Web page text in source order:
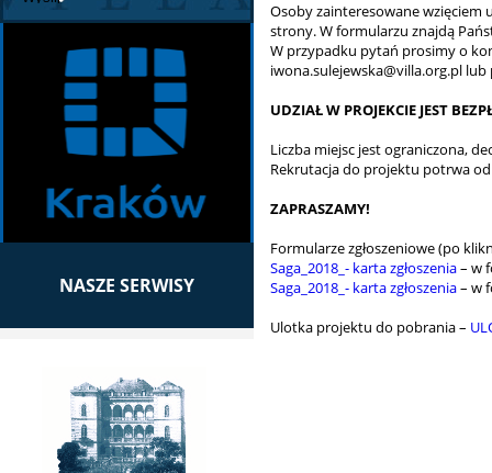
NASZE SERWISY
Osoby zainteresowane wzięciem
strony. W formularzu znajdą
W przypadku pytań prosimy o
iwona.sulejewska@villa.org.pl lub
UDZIAŁ W PROJEKCIE JEST
Liczba miejsc jest ograniczona,
Rekrutacja do projektu potrwa od
ZAPRASZAMY!
Formularze zgłoszeniowe (po
Saga_2018_- karta zgłoszenia– w
Saga_2018_- karta zgłoszenia– w
Ulotka projektu do pobrania –